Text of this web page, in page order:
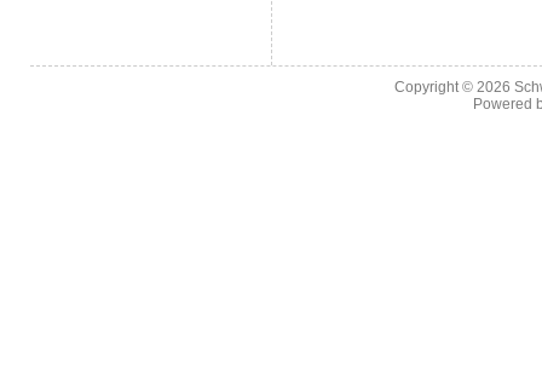
Copyright © 2026
Powered